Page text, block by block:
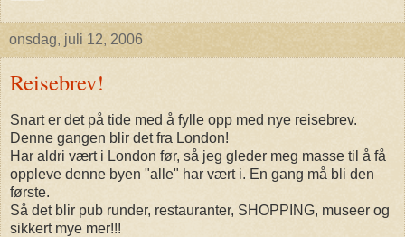
onsdag, juli 12, 2006
Reisebrev!
Snart er det på tide med å fylle opp med nye reisebrev.
Denne gangen blir det fra London!
Har aldri vært i London før, så jeg gleder meg masse til å få
oppleve denne byen "alle" har vært i. En gang må bli den
første.
Så det blir pub runder, restauranter, SHOPPING, museer og
sikkert mye mer!!!